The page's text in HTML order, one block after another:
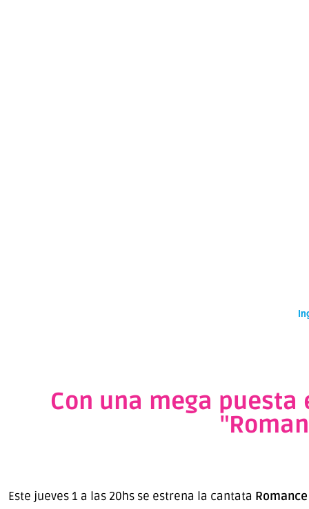
Con una mega
Este jueves 1 a las 20hs se estrena la cantata